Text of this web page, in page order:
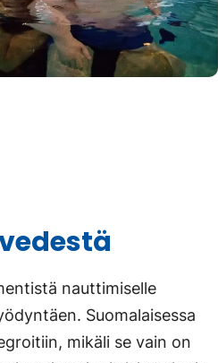
nauttimiselle
Suomalaisessa
mikäli se vain on